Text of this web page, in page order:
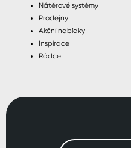
Nátěrové systémy
Prodejny
Akční nabídky
Inspirace
Rádce